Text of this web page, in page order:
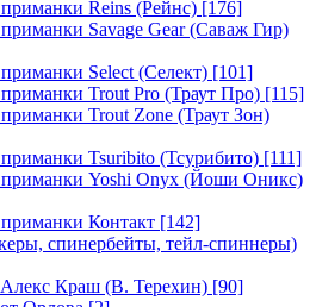
Reins (Рейнс) [176]
Savage Gear (Саваж Гир)
Select (Селект) [101]
Trout Pro (Траут Про) [115]
Trout Zone (Траут Зон)
Tsuribito (Тсурибито) [111]
Yoshi Onyx (Йоши Оникс)
Контакт [142]
спинербейты, тейл-спиннеры)
Краш (В. Терехин) [90]